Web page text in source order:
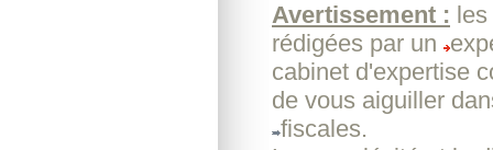
Avertissement :
rédigées par un
cabinet d'expertise
de vous aiguiller
fiscales.